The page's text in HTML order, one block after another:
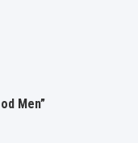
Men”